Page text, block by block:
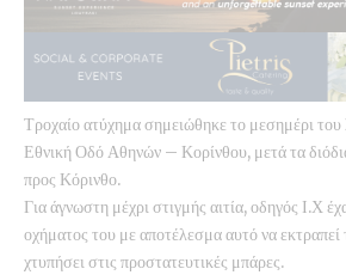
Τροχαίο ατύχημα σημειώθηκε το μεσημέρι
Εθνική Οδό Αθηνών – Κορίνθου, μετά τα
προς Κόρινθο.
Για άγνωστη μέχρι στιγμής αιτία, οδηγός Ι.Χ
οχήματος του με αποτέλεσμα αυτό να εκτραπεί
χτυπήσει στις προστατευτικές μπάρες.